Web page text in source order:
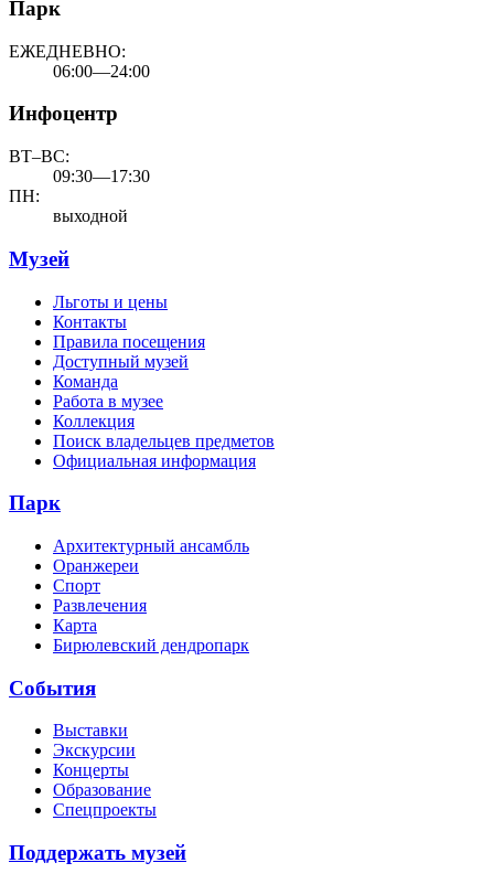
Парк
ЕЖЕДНЕВНО:
06:00—24:00
Инфоцентр
ВТ–ВС:
09:30—17:30
ПН:
выходной
Музей
Льготы и цены
Контакты
Правила посещения
Доступный музей
Команда
Работа в музее
Коллекция
Поиск владельцев предметов
Официальная информация
Парк
Архитектурный ансамбль
Оранжереи
Спорт
Развлечения
Карта
Бирюлевский дендропарк
События
Выставки
Экскурсии
Концерты
Образование
Спецпроекты
Поддержать музей